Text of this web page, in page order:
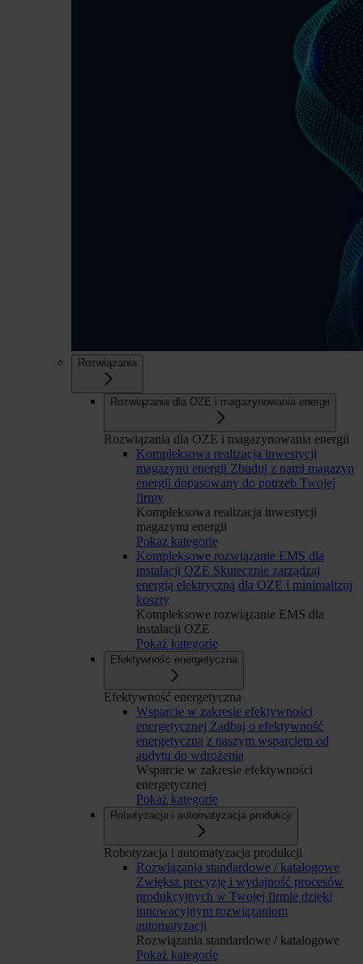
Rozwiązania
Rozwiązania dla OZE i magazynowania energii
Rozwiązania dla OZE i magazynowania energii
Kompleksowa realizacja inwestycji
magazynu energii Zbuduj z nami magazyn
energii dopasowany do potrzeb Twojej
firmy
Kompleksowa realizacja inwestycji
magazynu energii
Pokaż kategorię
Kompleksowe rozwiązanie EMS dla
instalacji OZE Skutecznie zarządzaj
energią elektryczną dla OZE i minimalizuj
koszty
Kompleksowe rozwiązanie EMS dla
instalacji OZE
Pokaż kategorię
Efektywność energetyczna
Efektywność energetyczna
Wsparcie w zakresie efektywności
energetycznej Zadbaj o efektywność
energetyczną z naszym wsparciem od
audytu do wdrożenia
Wsparcie w zakresie efektywności
energetycznej
Pokaż kategorię
Robotyzacja i automatyzacja produkcji
Robotyzacja i automatyzacja produkcji
Rozwiązania standardowe / katalogowe
Zwiększ precyzję i wydajność procesów
produkcyjnych w Twojej firmie dzięki
innowacyjnym rozwiązaniom
automatyzacji
Rozwiązania standardowe / katalogowe
Pokaż kategorię